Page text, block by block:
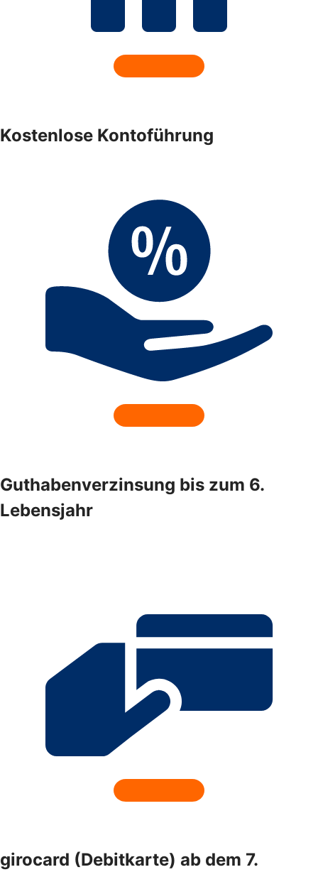
Kostenlose Kontoführung
Guthabenverzinsung bis zum 6.
Lebensjahr
girocard (Debitkarte) ab dem 7.